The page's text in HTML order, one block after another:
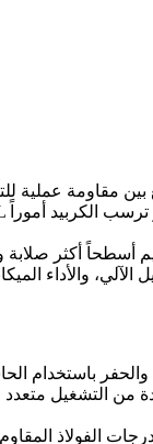
، و
من التشغيل متعدد
الفولاذ